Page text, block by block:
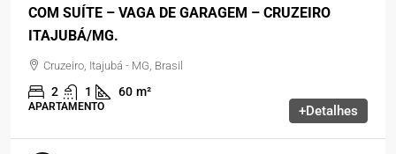
COM SUÍTE – VAGA DE GARAGEM – CRUZEIRO
ITAJUBÁ/MG.
Cruzeiro, Itajubá - MG, Brasil
2 1 60 m²
APARTAMENTO +Detalhes